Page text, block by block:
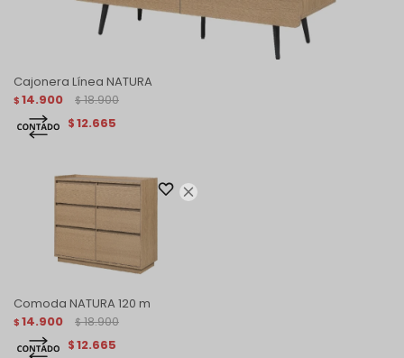

Cajonera Línea NATURA
$ 14.900 $ 18.900
$12.665
Comoda NATURA 120 m
$ 14.900 $ 18.900
$12.665